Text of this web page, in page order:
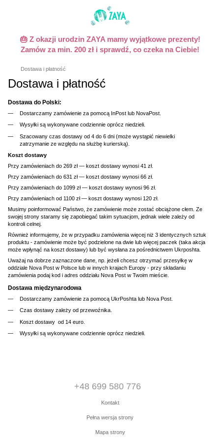
🎂 Z okazji urodzin ZAYA mamy wyjątkowe prezenty!
Zamów za min. 200 zł i sprawdź, co czeka na Ciebie!
Dostawa i płatność
Dostawa i płatność
Dostawa do Polski:
Dostarczamy zamówienie za pomocą InPost lub NovaPost.
Wysyłki są wykonywane codziennie oprócz niedzieli.
Szacowany czas dostawy od 4 do 6 dni (może wystąpić niewielki
zatrzymanie ze względu na służbę kurierską).
Koszt dostawy
Przy zamówieniach do 269 zł — koszt dostawy wynosi 41 zł.
Przy zamówieniach do 631 zł — koszt dostawy wynosi 66 zł.
Przy zamówieniach do 1099 zł — koszt dostawy wynosi 96 zł.
Przy zamówieniach od 1100 zł — koszt dostawy wynosi 120 zł.
Musimy poinformować Państwo, że zamówienie może zostać obciążone cłem. Ze
swojej strony staramy się zapobiegać takim sytuacjom, jednak wiele zależy od
kontroli celnej.
Również informujemy, że w przypadku zamówienia więcej niż 3 identycznych sztuk
produktu - zamówienie może być podzielone na dwie lub więcej paczek (taka akcja
może wpłynąć na koszt dostawy) lub być wysłana za pośrednictwem Ukrposhta.
Uważaj na dobrze zaznaczone dane, np. jeżeli chcesz otrzymać przesyłkę w
oddziale Nova Post w Polsce lub w innych krajach Europy - przy składaniu
zamówienia podaj kod i adres oddziału Nova Post w Twoim mieście.
Dostawa międzynarodowa
Dostarczamy zamówienie za pomocą UkrPoshta lub Nova Post.
Czas dostawy zależy od przewoźnika.
Koszt dostawy od 14 euro.
Wysyłki są wykonywane codziennie oprócz niedzieli.
+48 699 580 776
Kontakt
Pełna wersja strony
Mapa strony